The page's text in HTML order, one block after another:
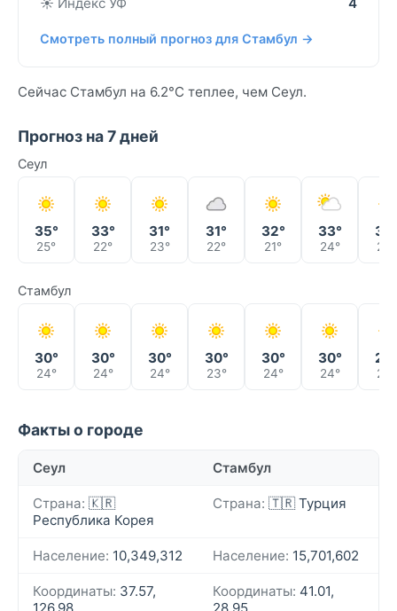
☀️ Индекс УФ 4
Смотреть полный прогноз для Стамбул →
Сейчас Стамбул на 6.2°C теплее, чем Сеул.
Прогноз на 7 дней
Сеул
35°
25°
33°
22°
31°
23°
31°
22°
32°
21°
33°
24° 25°
Стамбул
30°
24°
30°
24°
30°
24°
30°
23°
30°
24°
30°
24°
27°
23°
Факты о городе
Сеул Стамбул
Страна: 🇰🇷
Республика Корея
Страна: 🇹🇷 Турция
Население: 10,349,312 Население: 15,701,602
Координаты: 37.57,
Координаты: 41.01,